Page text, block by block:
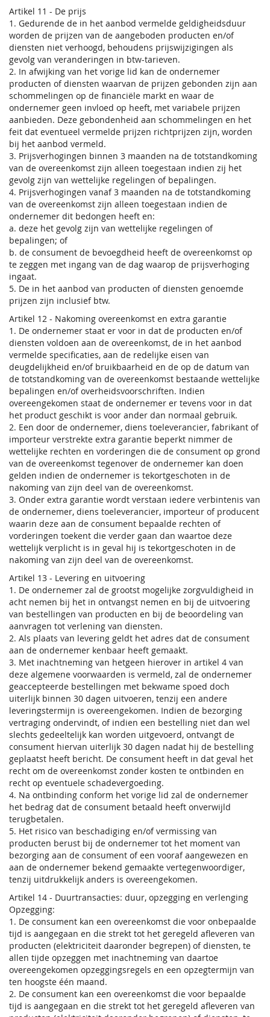
Artikel 11 - De prijs
1. Gedurende de in het aanbod vermelde geldigheidsduur
worden de prijzen van de aangeboden producten en/of
diensten niet verhoogd, behoudens prijswijzigingen als
gevolg van veranderingen in btw-tarieven.
2. In afwijking van het vorige lid kan de ondernemer
producten of diensten waarvan de prijzen gebonden zijn aan
schommelingen op de financiële markt en waar de
ondernemer geen invloed op heeft, met variabele prijzen
aanbieden. Deze gebondenheid aan schommelingen en het
feit dat eventueel vermelde prijzen richtprijzen zijn, worden
bij het aanbod vermeld.
3. Prijsverhogingen binnen 3 maanden na de totstandkoming
van de overeenkomst zijn alleen toegestaan indien zij het
gevolg zijn van wettelijke regelingen of bepalingen.
4. Prijsverhogingen vanaf 3 maanden na de totstandkoming
van de overeenkomst zijn alleen toegestaan indien de
ondernemer dit bedongen heeft en:
a. deze het gevolg zijn van wettelijke regelingen of
bepalingen; of
b. de consument de bevoegdheid heeft de overeenkomst op
te zeggen met ingang van de dag waarop de prijsverhoging
ingaat.
5. De in het aanbod van producten of diensten genoemde
prijzen zijn inclusief btw.
Artikel 12 - Nakoming overeenkomst en extra garantie
1. De ondernemer staat er voor in dat de producten en/of
diensten voldoen aan de overeenkomst, de in het aanbod
vermelde specificaties, aan de redelijke eisen van
deugdelijkheid en/of bruikbaarheid en de op de datum van
de totstandkoming van de overeenkomst bestaande wettelijke
bepalingen en/of overheidsvoorschriften. Indien
overeengekomen staat de ondernemer er tevens voor in dat
het product geschikt is voor ander dan normaal gebruik.
2. Een door de ondernemer, diens toeleverancier, fabrikant of
importeur verstrekte extra garantie beperkt nimmer de
wettelijke rechten en vorderingen die de consument op grond
van de overeenkomst tegenover de ondernemer kan doen
gelden indien de ondernemer is tekortgeschoten in de
nakoming van zijn deel van de overeenkomst.
3. Onder extra garantie wordt verstaan iedere verbintenis van
de ondernemer, diens toeleverancier, importeur of producent
waarin deze aan de consument bepaalde rechten of
vorderingen toekent die verder gaan dan waartoe deze
wettelijk verplicht is in geval hij is tekortgeschoten in de
nakoming van zijn deel van de overeenkomst.
Artikel 13 - Levering en uitvoering
1. De ondernemer zal de grootst mogelijke zorgvuldigheid in
acht nemen bij het in ontvangst nemen en bij de uitvoering
van bestellingen van producten en bij de beoordeling van
aanvragen tot verlening van diensten.
2. Als plaats van levering geldt het adres dat de consument
aan de ondernemer kenbaar heeft gemaakt.
3. Met inachtneming van hetgeen hierover in artikel 4 van
deze algemene voorwaarden is vermeld, zal de ondernemer
geaccepteerde bestellingen met bekwame spoed doch
uiterlijk binnen 30 dagen uitvoeren, tenzij een andere
leveringstermijn is overeengekomen. Indien de bezorging
vertraging ondervindt, of indien een bestelling niet dan wel
slechts gedeeltelijk kan worden uitgevoerd, ontvangt de
consument hiervan uiterlijk 30 dagen nadat hij de bestelling
geplaatst heeft bericht. De consument heeft in dat geval het
recht om de overeenkomst zonder kosten te ontbinden en
recht op eventuele schadevergoeding.
4. Na ontbinding conform het vorige lid zal de ondernemer
het bedrag dat de consument betaald heeft onverwijld
terugbetalen.
5. Het risico van beschadiging en/of vermissing van
producten berust bij de ondernemer tot het moment van
bezorging aan de consument of een vooraf aangewezen en
aan de ondernemer bekend gemaakte vertegenwoordiger,
tenzij uitdrukkelijk anders is overeengekomen.
Artikel 14 - Duurtransacties: duur, opzegging en verlenging
Opzegging:
1. De consument kan een overeenkomst die voor onbepaalde
tijd is aangegaan en die strekt tot het geregeld afleveren van
producten (elektriciteit daaronder begrepen) of diensten, te
allen tijde opzeggen met inachtneming van daartoe
overeengekomen opzeggingsregels en een opzegtermijn van
ten hoogste één maand.
2. De consument kan een overeenkomst die voor bepaalde
tijd is aangegaan en die strekt tot het geregeld afleveren van